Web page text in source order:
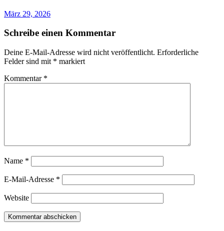
März 29, 2026
Schreibe einen Kommentar
Deine E-Mail-Adresse wird nicht veröffentlicht. Erforderliche
Felder sind mit * markiert
Kommentar *
Name *
E-Mail-Adresse *
Website